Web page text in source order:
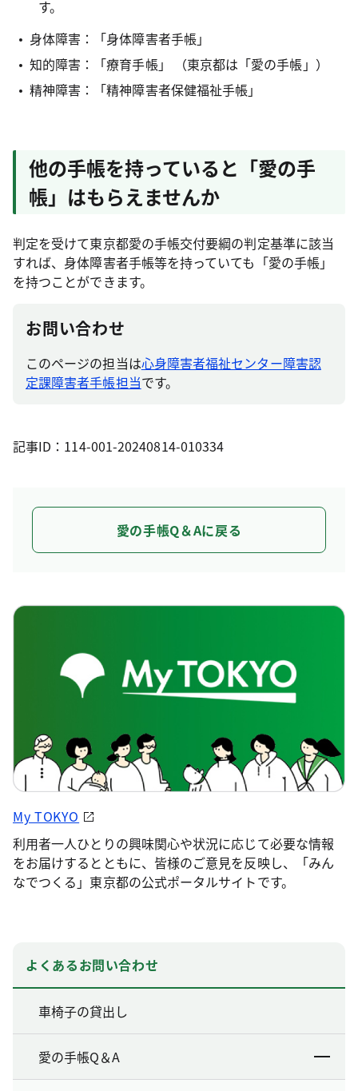
す。
身体障害：「身体障害者手帳」
知的障害：「療育手帳」 （東京都は「愛の手帳」）
精神障害：「精神障害者保健福祉手帳」
他の手帳を持っていると「愛の手
帳」はもらえませんか
判定を受けて東京都愛の手帳交付要綱の判定基準に該当
すれば、身体障害者手帳等を持っていても「愛の手帳」
を持つことができます。
お問い合わせ
このページの担当は心身障害者福祉センター障害認
定課障害者手帳担当です。
記事ID：114-001-20240814-010334
愛の手帳Q＆Aに戻る
My TOKYO
利用者一人ひとりの興味関心や状況に応じて必要な情報
をお届けするとともに、皆様のご意見を反映し、「みん
なでつくる」東京都の公式ポータルサイトです。
よくあるお問い合わせ
車椅子の貸出し
愛の手帳Q＆A